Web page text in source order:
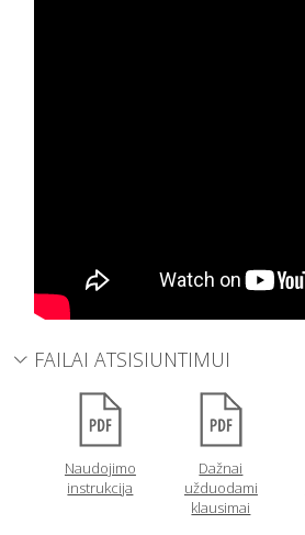
FAILAI ATSISIUNTIMUI
Naudojimo
instrukcija
Dažnai
užduodami
klausimai